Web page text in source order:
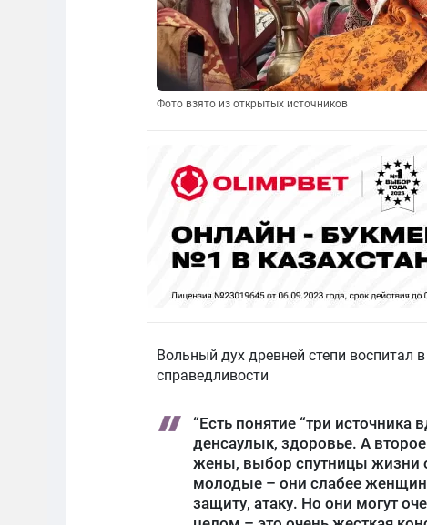
Фото взято из открытых источников
Вольный дух древней степи воспитал
справедливости
“Есть понятие “три источника
денсаулык, здоровье. А
жены, выбор спутницы жизни
молодые – они слабее
защиту, атаку. Но они могут